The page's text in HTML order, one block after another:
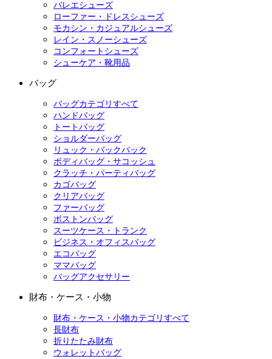
バレエシューズ
ローファー・ドレスシューズ
モカシン・カジュアルシューズ
レイン・スノーシューズ
コンフォートシューズ
シューケア・靴用品
バッグ
バッグカテゴリすべて
ハンドバッグ
トートバッグ
ショルダーバッグ
リュック・バックパック
ボディバッグ・サコッシュ
クラッチ・パーティバッグ
カゴバッグ
クリアバッグ
ファーバッグ
ボストンバッグ
スーツケース・トランク
ビジネス・オフィスバッグ
エコバッグ
ママバッグ
バッグアクセサリー
財布・ケース・小物
財布・ケース・小物カテゴリすべて
長財布
折りたたみ財布
ウォレットバッグ